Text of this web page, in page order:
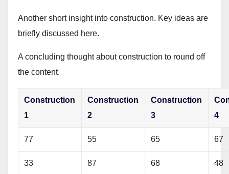
Another short insight into construction. Key ideas are
briefly discussed here.
A concluding thought about construction to round off
the content.
Construction
1
Construction
2
Construction
3
4
77 55 65 67
33 87 68 48